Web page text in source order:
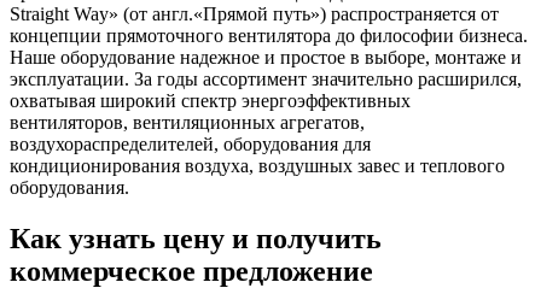
Straight Way» (от англ.«Прямой путь») распространяется от
концепции прямоточного вентилятора до философии бизнеса.
Наше оборудование надежное и простое в выборе, монтаже и
эксплуатации. За годы ассортимент значительно расширился,
охватывая широкий спектр энергоэффективных
вентиляторов, вентиляционных агрегатов,
воздухораспределителей, оборудования для
кондиционирования воздуха, воздушных завес и теплового
оборудования.
Как узнать цену и получить
коммерческое предложение